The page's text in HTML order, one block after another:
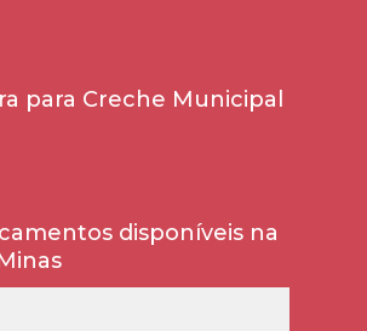
para Creche Municipal
disponíveis na